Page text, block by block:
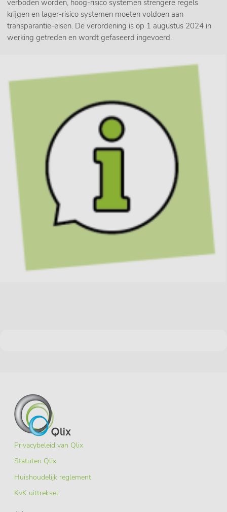
verboden worden, hoog-risico systemen strengere regels
krijgen en lager-risico systemen moeten voldoen aan
transparantie-eisen. De verordening is op 1 augustus 2024 in
werking getreden en wordt gefaseerd ingevoerd.
Privacybeleid van Qlix
Statuten Qlix
Huishoudelijk reglement
KvK uittreksel